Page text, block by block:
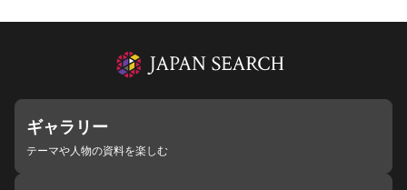
ギャラリー
テーマや人物の資料を楽しむ